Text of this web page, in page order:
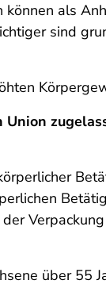
können als
sind
Union
über 55